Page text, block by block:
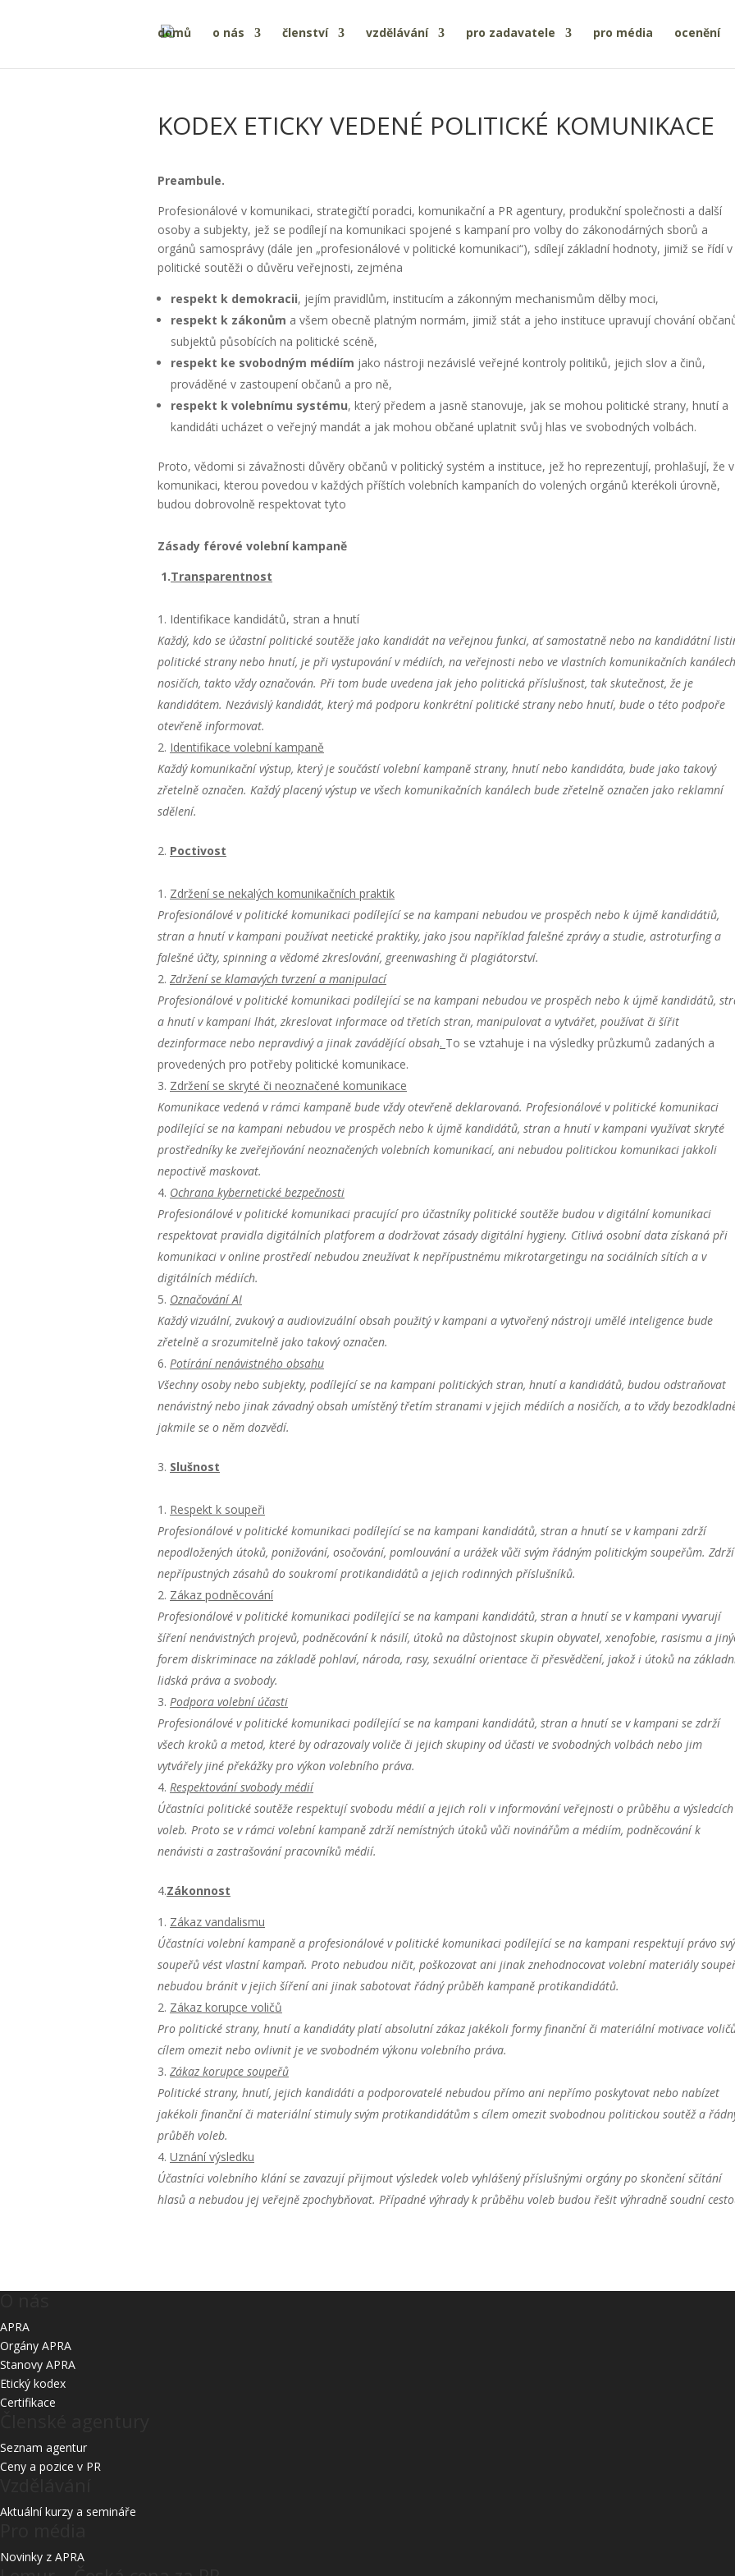
domů o nás členství vzdělávání pro zadavatele pro média ocenění
KODEX ETICKY VEDENÉ POLITICKÉ KOMUNIKACE
Preambule.
Profesionálové v komunikaci, strategičtí poradci, komunikační a PR agentury, produkční společnosti a další
osoby a subjekty, jež se podílejí na komunikaci spojené s kampaní pro volby do zákonodárných sborů a
orgánů samosprávy (dále jen „profesionálové v politické komunikaci“), sdílejí základní hodnoty, jimiž se řídí v
politické soutěži o důvěru veřejnosti, zejména
respekt k demokracii, jejím pravidlům, institucím a zákonným mechanismům dělby moci,
respekt k zákonům a všem obecně platným normám, jimiž stát a jeho instituce upravují chování
subjektů působících na politické scéně,
respekt ke svobodným médiím jako nástroji nezávislé veřejné kontroly politiků, jejich slov a činů,
prováděné v zastoupení občanů a pro ně,
respekt k volebnímu systému, který předem a jasně stanovuje, jak se mohou politické strany, hnutí a
kandidáti ucházet o veřejný mandát a jak mohou občané uplatnit svůj hlas ve svobodných volbách.
Proto, vědomi si závažnosti důvěry občanů v politický systém a instituce, jež ho reprezentují, prohlašují, že v
komunikaci, kterou povedou v každých příštích volebních kampaních do volených orgánů kterékoli úrovně,
budou dobrovolně respektovat tyto
Zásady férové volební kampaně
1.Transparentnost
Identifikace kandidátů, stran a hnutí
Každý, kdo se účastní politické soutěže jako kandidát na veřejnou funkci, ať samostatně nebo na kandidátní
politické strany nebo hnutí, je při vystupování v médiích, na veřejnosti nebo ve vlastních komunikačních
nosičích, takto vždy označován. Při tom bude uvedena jak jeho politická příslušnost, tak skutečnost, že je
kandidátem. Nezávislý kandidát, který má podporu konkrétní politické strany nebo hnutí, bude o této podpoře
otevřeně informovat.
Identifikace volební kampaně
Každý komunikační výstup, který je součástí volební kampaně strany, hnutí nebo kandidáta, bude jako takový
zřetelně označen. Každý placený výstup ve všech komunikačních kanálech bude zřetelně označen jako reklamní
sdělení.
2. Poctivost
Zdržení se nekalých komunikačních praktik
Profesionálové v politické komunikaci podílející se na kampani nebudou ve prospěch nebo k újmě kandidátiů,
stran a hnutí v kampani používat neetické praktiky, jako jsou například falešné zprávy a studie, astroturfing a
falešné účty, spinning a vědomé zkreslování, greenwashing či plagiátorství.
Zdržení se klamavých tvrzení a manipulací
Profesionálové v politické komunikaci podílející se na kampani nebudou ve prospěch nebo k újmě kandidátů,
a hnutí v kampani lhát, zkreslovat informace od třetích stran, manipulovat a vytvářet, používat či šířit
dezinformace nebo nepravdivý a jinak zavádějící obsah. To se vztahuje i na výsledky průzkumů zadaných a
provedených pro potřeby politické komunikace.
Zdržení se skryté či neoznačené komunikace
Komunikace vedená v rámci kampaně bude vždy otevřeně deklarovaná. Profesionálové v politické komunikaci
podílející se na kampani nebudou ve prospěch nebo k újmě kandidátů, stran a hnutí v kampani využívat skryté
prostředníky ke zveřejňování neoznačených volebních komunikací, ani nebudou politickou komunikaci jakkoli
nepoctivě maskovat.
Ochrana kybernetické bezpečnosti
Profesionálové v politické komunikaci pracující pro účastníky politické soutěže budou v digitální komunikaci
respektovat pravidla digitálních platforem a dodržovat zásady digitální hygieny. Citlivá osobní data získaná při
komunikaci v online prostředí nebudou zneužívat k nepřípustnému mikrotargetingu na sociálních sítích a v
digitálních médiích.
Označování AI
Každý vizuální, zvukový a audiovizuální obsah použitý v kampani a vytvořený nástroji umělé inteligence bude
zřetelně a srozumitelně jako takový označen.
Potírání nenávistného obsahu
Všechny osoby nebo subjekty, podílející se na kampani politických stran, hnutí a kandidátů, budou odstraňovat
nenávistný nebo jinak závadný obsah umístěný třetím stranami v jejich médiích a nosičích, a to vždy
jakmile se o něm dozvědí.
3. Slušnost
Respekt k soupeři
Profesionálové v politické komunikaci podílející se na kampani kandidátů, stran a hnutí se v kampani zdrží
nepodložených útoků, ponižování, osočování, pomlouvání a urážek vůči svým řádným politickým soupeřům.
nepřípustných zásahů do soukromí protikandidátů a jejich rodinných příslušníků.
Zákaz podněcování
Profesionálové v politické komunikaci podílející se na kampani kandidátů, stran a hnutí se v kampani vyvarují
šíření nenávistných projevů, podněcování k násilí, útoků na důstojnost skupin obyvatel, xenofobie, rasismu a
forem diskriminace na základě pohlaví, národa, rasy, sexuální orientace či přesvědčení, jakož i útoků na
lidská práva a svobody.
Podpora volební účasti
Profesionálové v politické komunikaci podílející se na kampani kandidátů, stran a hnutí se v kampani se zdrží
všech kroků a metod, které by odrazovaly voliče či jejich skupiny od účasti ve svobodných volbách nebo jim
vytvářely jiné překážky pro výkon volebního práva.
Respektování svobody médií
Účastníci politické soutěže respektují svobodu médií a jejich roli v informování veřejnosti o průběhu a výsledcích
voleb. Proto se v rámci volební kampaně zdrží nemístných útoků vůči novinářům a médiím, podněcování k
nenávisti a zastrašování pracovníků médií.
4.Zákonnost
Zákaz vandalismu
Účastníci volební kampaně a profesionálové v politické komunikaci podílející se na kampani respektují právo
soupeřů vést vlastní kampaň. Proto nebudou ničit, poškozovat ani jinak znehodnocovat volební materiály
nebudou bránit v jejich šíření ani jinak sabotovat řádný průběh kampaně protikandidátů.
Zákaz korupce voličů
Pro politické strany, hnutí a kandidáty platí absolutní zákaz jakékoli formy finanční či materiální motivace
cílem omezit nebo ovlivnit je ve svobodném výkonu volebního práva.
Zákaz korupce soupeřů
Politické strany, hnutí, jejich kandidáti a podporovatelé nebudou přímo ani nepřímo poskytovat nebo nabízet
jakékoli finanční či materiální stimuly svým protikandidátům s cílem omezit svobodnou politickou soutěž a
průběh voleb.
Uznání výsledku
Účastníci volebního klání se zavazují přijmout výsledek voleb vyhlášený příslušnými orgány po skončení sčítání
hlasů a nebudou jej veřejně zpochybňovat. Případné výhrady k průběhu voleb budou řešit výhradně soudní
APRA
Orgány APRA
Stanovy APRA
Etický kodex
Certifikace
Seznam agentur
Ceny a pozice v PR
Aktuální kurzy a semináře
Novinky z APRA